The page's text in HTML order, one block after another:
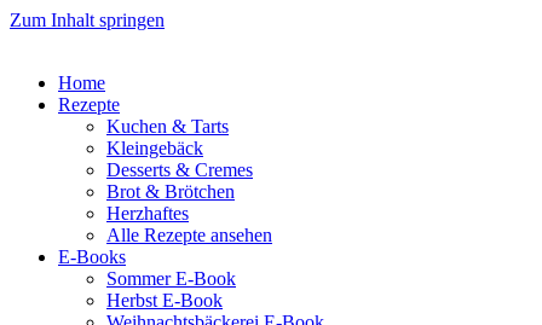
Zum Inhalt springen
Home
Rezepte
Kuchen & Tarts
Kleingebäck
Desserts & Cremes
Brot & Brötchen
Herzhaftes
Alle Rezepte ansehen
E-Books
Sommer E-Book
Herbst E-Book